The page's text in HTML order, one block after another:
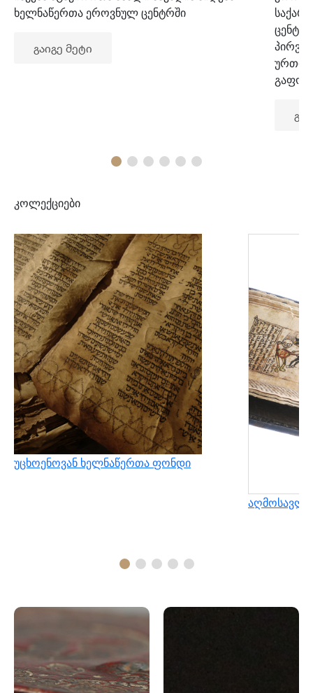
ხელნაწერთა ეროვნულ ცენტრში
გაიგე მეტი
კოლექციები
უცხოენოვან ხელნაწერთა ფონდი